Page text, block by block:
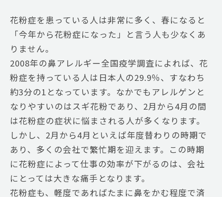
花粉症を患っている人は非常に多く、春になると
「今年から花粉症になった」と言う人も少なくあ
りません。
2008年の鼻アレルギー全国疫学調査によれば、花
粉症を持っている人は日本人の29.9％、すなわち
約3分の1となっています。なかでもアレルゲンと
なりやすいのはスギ花粉であり、2月から4月の間
は花粉症の症状に悩まされる人が多くなります。
しかし、2月から4月といえば年度替わりの時期で
あり、多くの会社で繁忙期を迎えます。この時期
に花粉症によって仕事の効率が下がるのは、会社
にとっては大きな痛手となります。
花粉症も、軽度であればたまに鼻をかむ程度で済